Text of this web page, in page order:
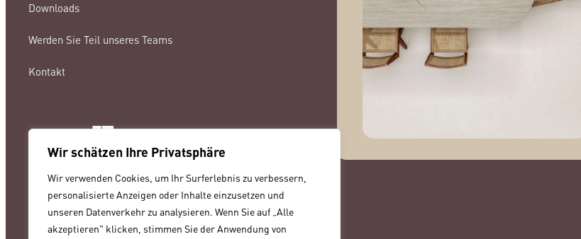
Wir schätzen Ihre Privatsphäre
Wir verwenden Cookies, um Ihr Surferlebnis zu verbessern,
personalisierte Anzeigen oder Inhalte einzusetzen und
unseren Datenverkehr zu analysieren. Wenn Sie auf „Alle
akzeptieren" klicken, stimmen Sie der Anwendung von
Downloads
Werden Sie Teil unseres Teams
Kontakt
+34 93 8431888